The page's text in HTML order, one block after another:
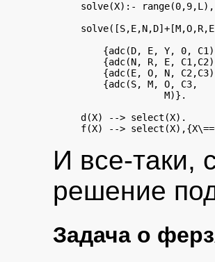
solve(X):-
{adc(D, E, Y, 0,
{adc(N, R, E,
{adc(E, O, N,
    {adc(S, M, O, C3,
               M)}.
d(X) --> select(X).
И все-таки,
решение
Задача о